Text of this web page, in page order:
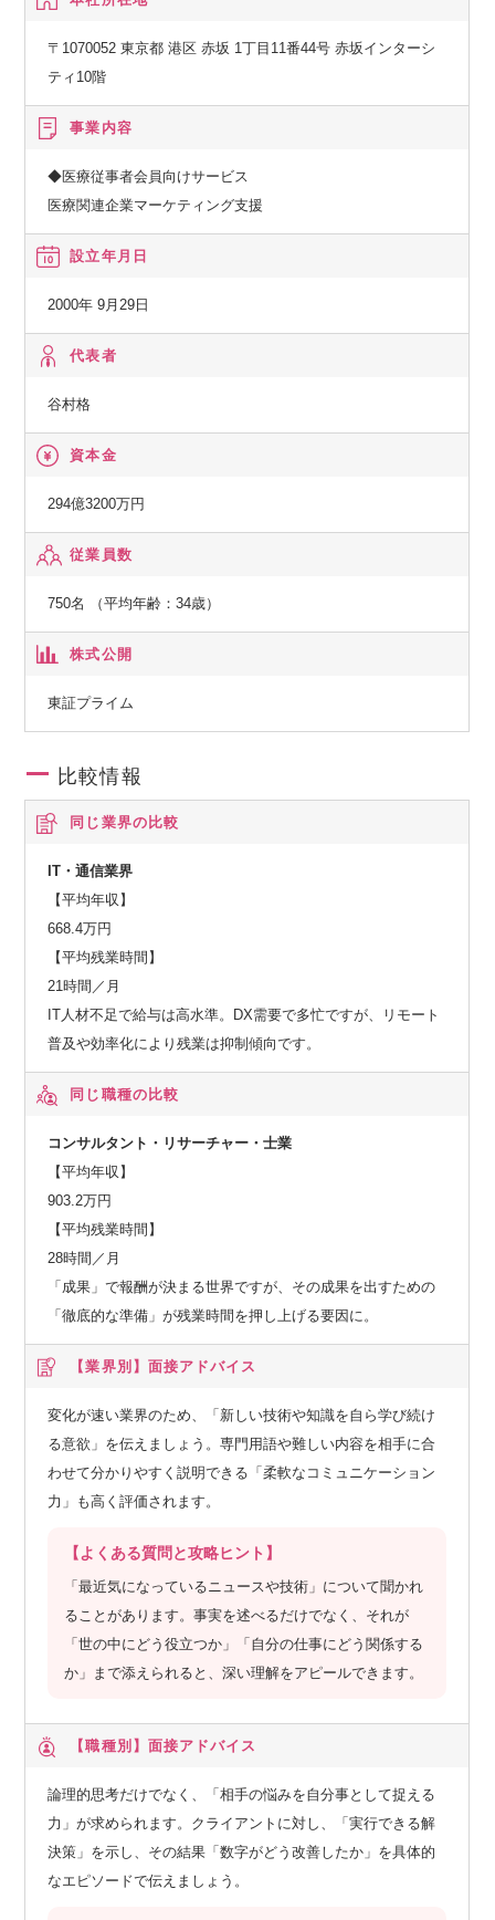
〒1070052 東京都 港区 赤坂 1丁目11番44号 赤坂インターシ
ティ10階
事業内容
◆医療従事者会員向けサービス
医療関連企業マーケティング支援
設立年月日
2000年 9月29日
代表者
谷村格
資本金
294億3200万円
従業員数
750名 （平均年齢：34歳）
株式公開
東証プライム
比較情報
同じ業界の比較
IT・通信業界
【平均年収】
668.4万円
【平均残業時間】
21時間／月
IT人材不足で給与は高水準。DX需要で多忙ですが、リモート
普及や効率化により残業は抑制傾向です。
同じ職種の比較
コンサルタント・リサーチャー・士業
【平均年収】
903.2万円
【平均残業時間】
28時間／月
「成果」で報酬が決まる世界ですが、その成果を出すための
「徹底的な準備」が残業時間を押し上げる要因に。
【業界別】 面接アドバイス
変化が速い業界のため、「新しい技術や知識を自ら学び続け
る意欲」を伝えましょう。専門用語や難しい内容を相手に合
わせて分かりやすく説明できる「柔軟なコミュニケーション
力」も高く評価されます。
【よくある質問と攻略ヒント】
「最近気になっているニュースや技術」について聞かれ
ることがあります。事実を述べるだけでなく、それが
「世の中にどう役立つか」「自分の仕事にどう関係する
か」まで添えられると、深い理解をアピールできます。
【職種別】 面接アドバイス
論理的思考だけでなく、「相手の悩みを自分事として捉える
力」が求められます。クライアントに対し、「実行できる解
決策」を示し、その結果「数字がどう改善したか」を具体的
なエピソードで伝えましょう。